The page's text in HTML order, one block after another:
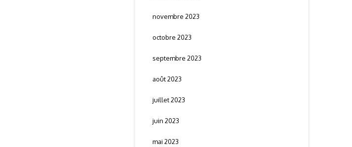
novembre 2023
octobre 2023
septembre 2023
août 2023
juillet 2023
juin 2023
mai 2023